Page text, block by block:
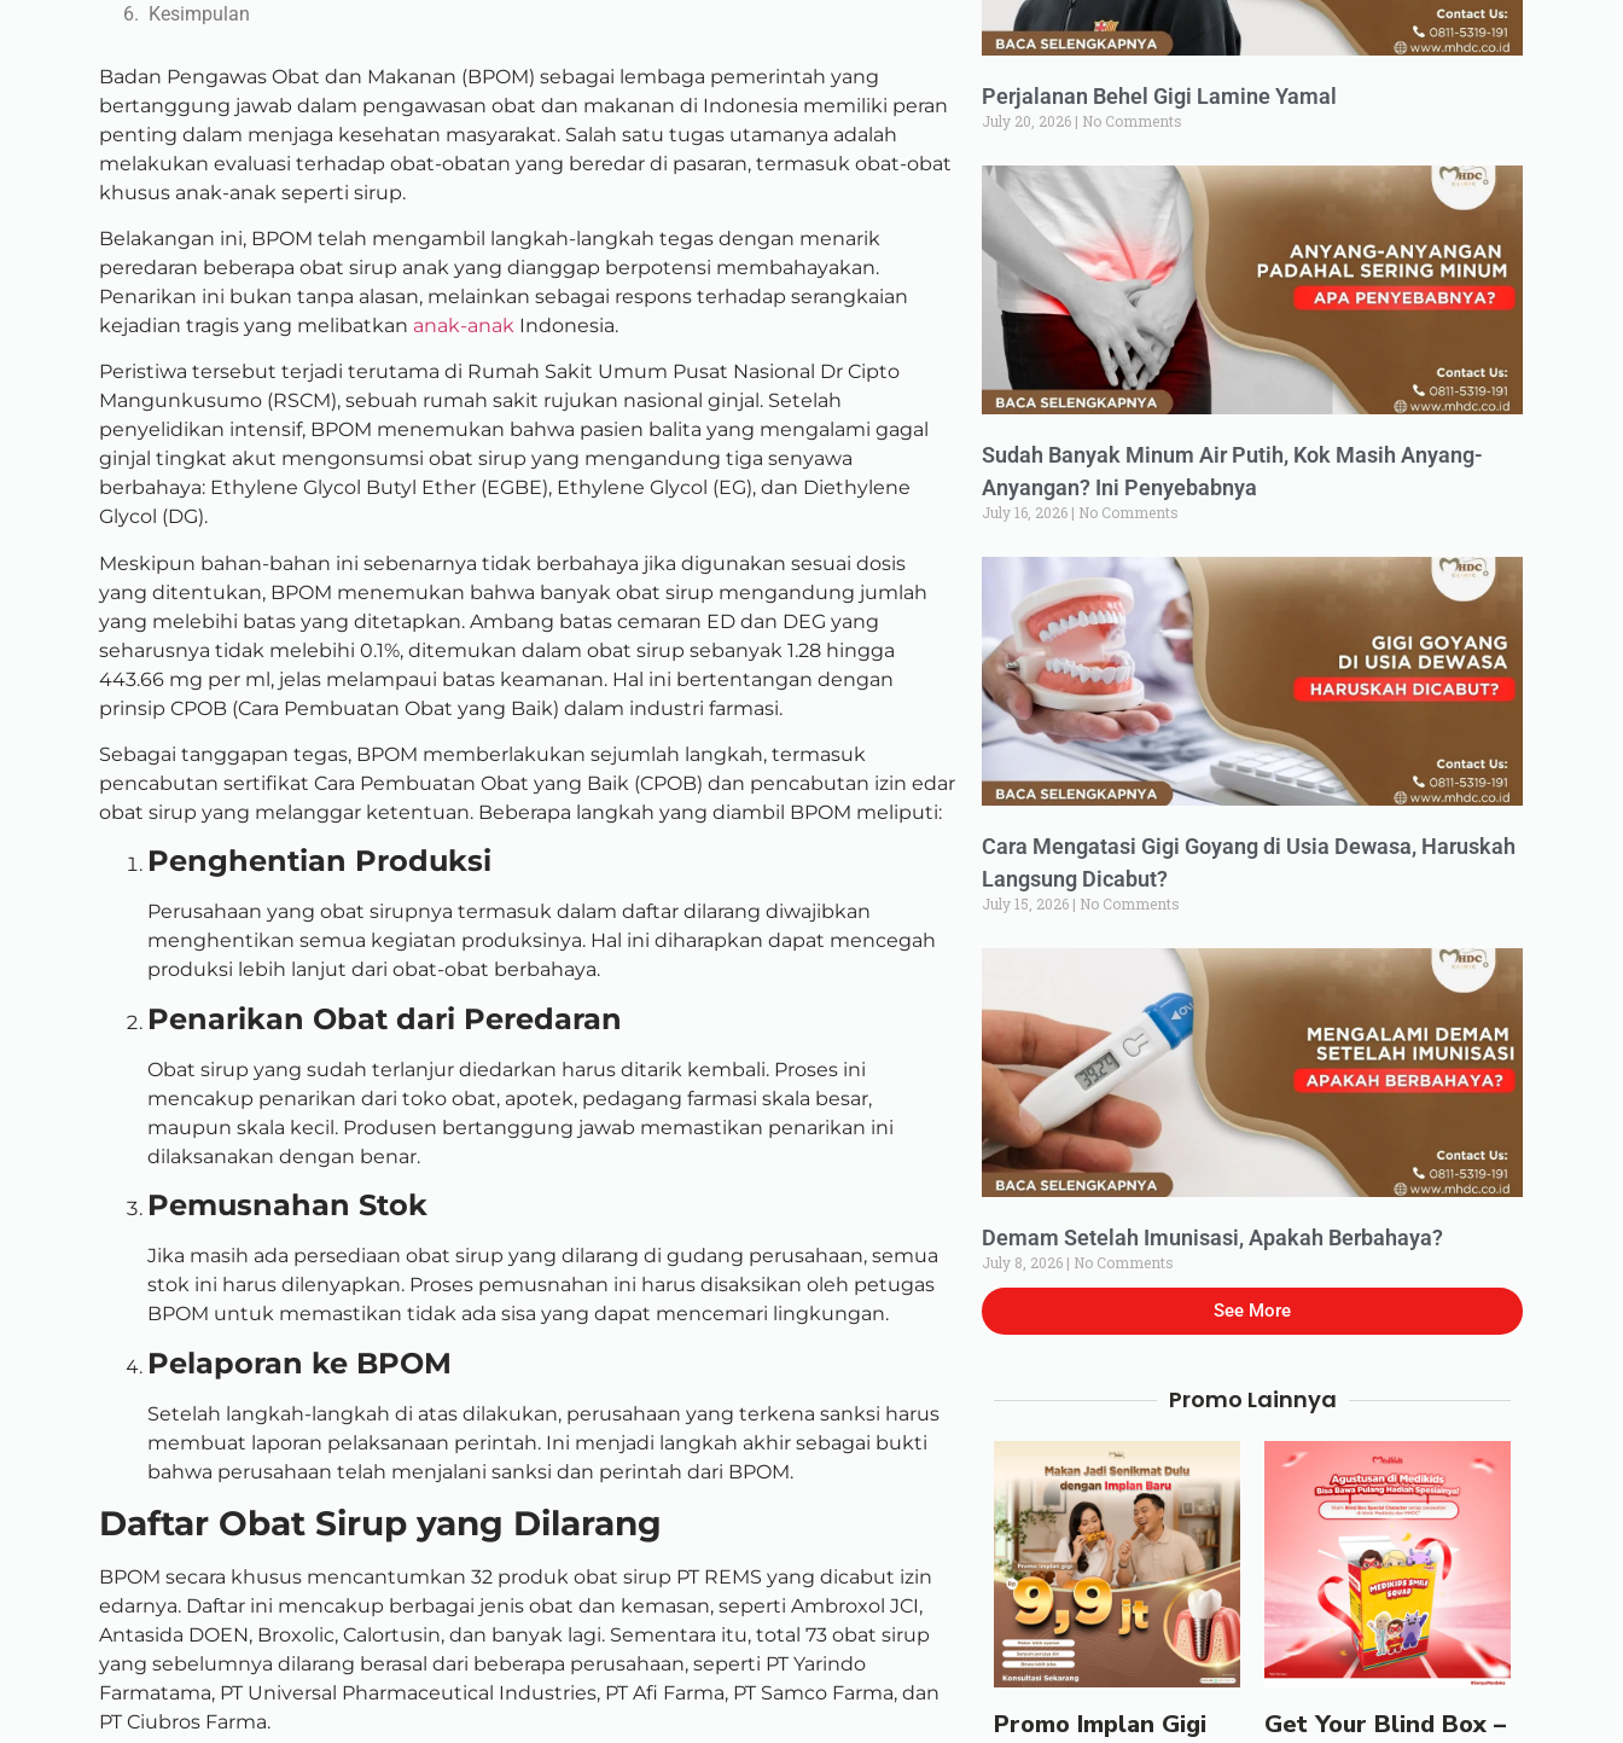
Kesimpulan
Badan Pengawas Obat dan Makanan (BPOM) sebagai lembaga pemerintah yang
bertanggung jawab dalam pengawasan obat dan makanan di Indonesia memiliki peran
penting dalam menjaga kesehatan masyarakat. Salah satu tugas utamanya adalah
melakukan evaluasi terhadap obat-obatan yang beredar di pasaran, termasuk obat-obat
khusus anak-anak seperti sirup.
Belakangan ini, BPOM telah mengambil langkah-langkah tegas dengan menarik
peredaran beberapa obat sirup anak yang dianggap berpotensi membahayakan.
Penarikan ini bukan tanpa alasan, melainkan sebagai respons terhadap serangkaian
kejadian tragis yang melibatkan anak-anak Indonesia.
Peristiwa tersebut terjadi terutama di Rumah Sakit Umum Pusat Nasional Dr Cipto
Mangunkusumo (RSCM), sebuah rumah sakit rujukan nasional ginjal. Setelah
penyelidikan intensif, BPOM menemukan bahwa pasien balita yang mengalami gagal
ginjal tingkat akut mengonsumsi obat sirup yang mengandung tiga senyawa
berbahaya: Ethylene Glycol Butyl Ether (EGBE), Ethylene Glycol (EG), dan Diethylene
Glycol (DG).
Meskipun bahan-bahan ini sebenarnya tidak berbahaya jika digunakan sesuai dosis
yang ditentukan, BPOM menemukan bahwa banyak obat sirup mengandung jumlah
yang melebihi batas yang ditetapkan. Ambang batas cemaran ED dan DEG yang
seharusnya tidak melebihi 0.1%, ditemukan dalam obat sirup sebanyak 1.28 hingga
443.66 mg per ml, jelas melampaui batas keamanan. Hal ini bertentangan dengan
prinsip CPOB (Cara Pembuatan Obat yang Baik) dalam industri farmasi.
Sebagai tanggapan tegas, BPOM memberlakukan sejumlah langkah, termasuk
pencabutan sertifikat Cara Pembuatan Obat yang Baik (CPOB) dan pencabutan izin edar
obat sirup yang melanggar ketentuan. Beberapa langkah yang diambil BPOM meliputi:
Penghentian Produksi
Perusahaan yang obat sirupnya termasuk dalam daftar dilarang diwajibkan
menghentikan semua kegiatan produksinya. Hal ini diharapkan dapat mencegah
produksi lebih lanjut dari obat-obat berbahaya.
Penarikan Obat dari Peredaran
Obat sirup yang sudah terlanjur diedarkan harus ditarik kembali. Proses ini
mencakup penarikan dari toko obat, apotek, pedagang farmasi skala besar,
maupun skala kecil. Produsen bertanggung jawab memastikan penarikan ini
dilaksanakan dengan benar.
Pemusnahan Stok
Jika masih ada persediaan obat sirup yang dilarang di gudang perusahaan, semua
stok ini harus dilenyapkan. Proses pemusnahan ini harus disaksikan oleh petugas
BPOM untuk memastikan tidak ada sisa yang dapat mencemari lingkungan.
Pelaporan ke BPOM
Setelah langkah-langkah di atas dilakukan, perusahaan yang terkena sanksi harus
membuat laporan pelaksanaan perintah. Ini menjadi langkah akhir sebagai bukti
bahwa perusahaan telah menjalani sanksi dan perintah dari BPOM.
Daftar Obat Sirup yang Dilarang
BPOM secara khusus mencantumkan 32 produk obat sirup PT REMS yang dicabut izin
edarnya. Daftar ini mencakup berbagai jenis obat dan kemasan, seperti Ambroxol JCI,
Antasida DOEN, Broxolic, Calortusin, dan banyak lagi. Sementara itu, total 73 obat sirup
yang sebelumnya dilarang berasal dari beberapa perusahaan, seperti PT Yarindo
Farmatama, PT Universal Pharmaceutical Industries, PT Afi Farma, PT Samco Farma, dan
PT Ciubros Farma.
Perjalanan Behel Gigi Lamine Yamal
July 20, 2026 No Comments
Sudah Banyak Minum Air Putih, Kok Masih Anyang-
Anyangan? Ini Penyebabnya
July 16, 2026 No Comments
Cara Mengatasi Gigi Goyang di Usia Dewasa, Haruskah
Langsung Dicabut?
July 15, 2026 No Comments
Demam Setelah Imunisasi, Apakah Berbahaya?
July 8, 2026 No Comments
See More
Promo Lainnya
Promo Implan Gigi
Get Your Blind Box –